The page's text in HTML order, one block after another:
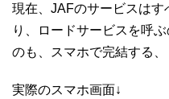
現在、JAFのサービスは
り、ロードサービスを呼
のも、スマホで完結する、
実際のスマホ画面↓